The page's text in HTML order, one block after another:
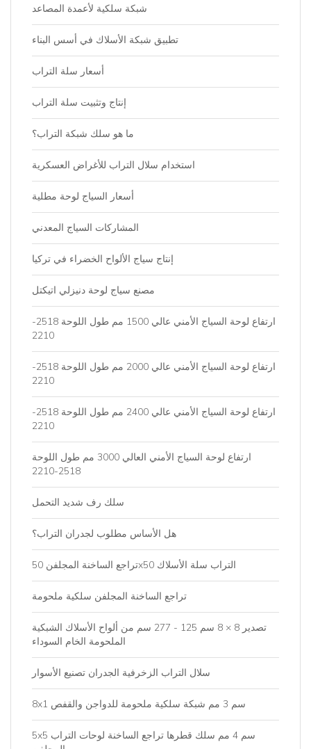
شبكة سلكية لأعمدة المصاعد
تطبيق شبكة الأسلاك في أسس البناء
أسعار سلة التراب
إنتاج وتثبيت سلة التراب
ما هو سلك شبكة التراب؟
استخدام سلال التراب للأغراض العسكرية
أسعار السياج لوحة مطلية
المشاركات السياج المعدني
إنتاج سياج الألواح الخضراء في تركيا
مصنع سياج لوحة دنيزلي اتيكتل
ارتفاع لوحة السياج الأمني ​​عالي 1500 مم طول اللوحة 2518-
2210
ارتفاع لوحة السياج الأمني ​​عالي 2000 مم طول اللوحة 2518-
2210
ارتفاع لوحة السياج الأمني ​​عالي 2400 مم طول اللوحة 2518-
2210
ارتفاع لوحة السياج الأمني ​​العالي 3000 مم طول اللوحة
2518-2210
سلك رف شديد التحمل
هل الأساس مطلوب لجدران التراب؟
تراجع الساخنة المجلفن 50x50 التراب سلة الأسلاك
تراجع الساخنة المجلفن سلكية ملحومة
تصدير 8 × 8 سم 125 - 277 سم من ألواح الأسلاك الشبكية
الملحومة الخام السوداء
سلال التراب الزخرفية الجدران تصنيع الأسوار
8x1 سم 3 مم شبكة سلكية ملحومة للدواجن والقفص
5x5 سم 4 مم سلك قطرها تراجع الساخنة لوحات التراب